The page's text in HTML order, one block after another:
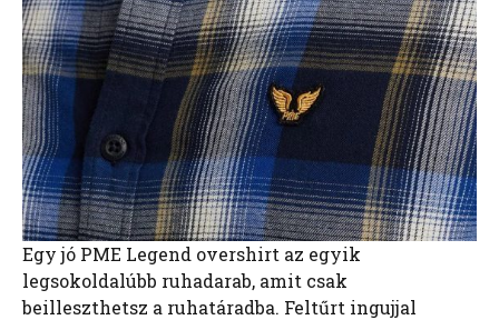
Egy jó PME Legend overshirt az egyik
legsokoldalúbb ruhadarab, amit csak
beilleszthetsz a ruhatáradba. Feltűrt ingujjal